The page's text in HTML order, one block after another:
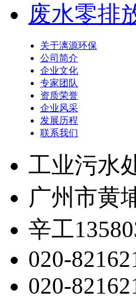
废水零排
关于漓源环保
公司简介
企业文化
专家团队
资质荣誉
企业风采
发展历程
联系我们
工业污水
广州市黄
辛工
020-
020-